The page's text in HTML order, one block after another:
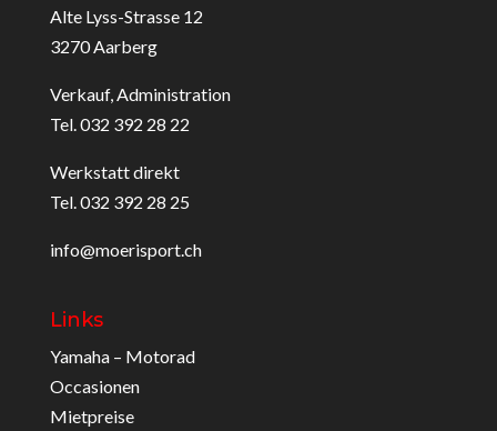
Alte Lyss-Strasse 12
3270 Aarberg
Verkauf, Administration
Tel. 032 392 28 22
Werkstatt direkt
Tel. 032 392 28 25
info@moerisport.ch
Links
Yamaha – Motorad
Occasionen
Mietpreise